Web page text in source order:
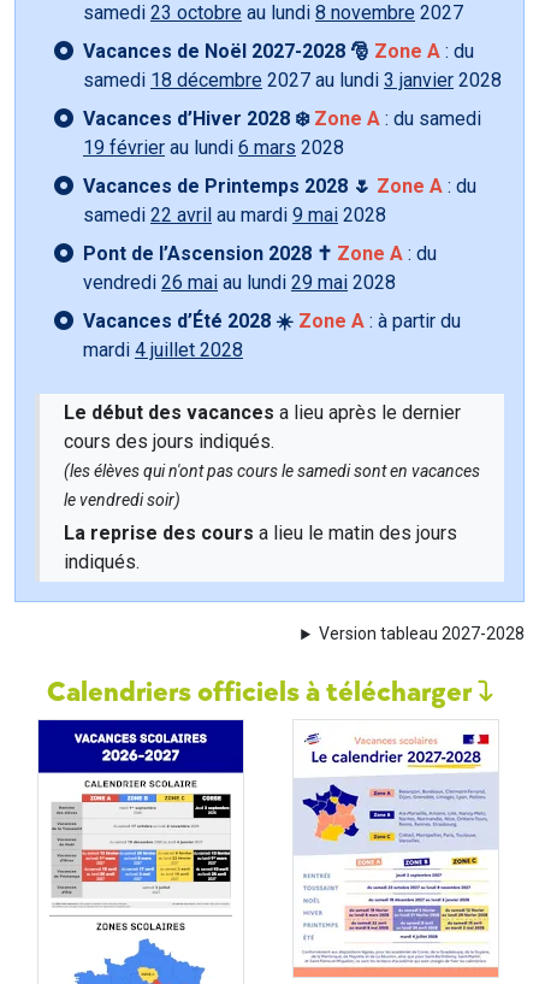
samedi 23 octobre au lundi 8 novembre 2027
Vacances de Noël 2027-2028 🎅 Zone A : du
samedi 18 décembre 2027 au lundi 3 janvier 2028
Vacances d’Hiver 2028 ❄️ Zone A : du samedi
19 février au lundi 6 mars 2028
Vacances de Printemps 2028 🌷 Zone A : du
samedi 22 avril au mardi 9 mai 2028
Pont de l’Ascension 2028 ✝️ Zone A : du
vendredi 26 mai au lundi 29 mai 2028
Vacances d’Été 2028 ☀️ Zone A : à partir du
mardi 4 juillet 2028
Le début des vacances a lieu après le dernier
cours des jours indiqués.
(les élèves qui n'ont pas cours le samedi sont en vacances
le vendredi soir)
La reprise des cours a lieu le matin des jours
indiqués.
Version tableau 2027-2028
Calendriers officiels à télécharger